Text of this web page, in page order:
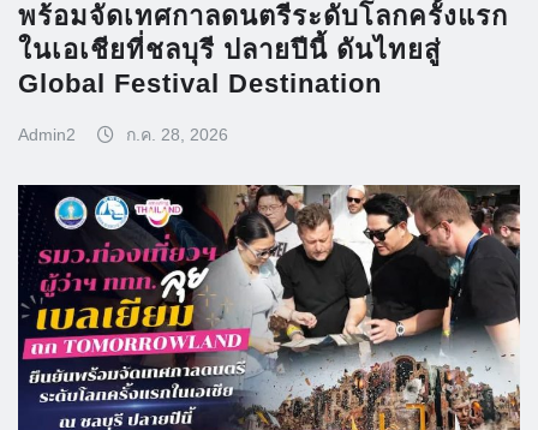
พร้อมจัดเทศกาลดนตรีระดับโลกครั้งแรก
ในเอเชียที่ชลบุรี ปลายปีนี้ ดันไทยสู่
Global Festival Destination
Admin2 ก.ค. 28, 2026